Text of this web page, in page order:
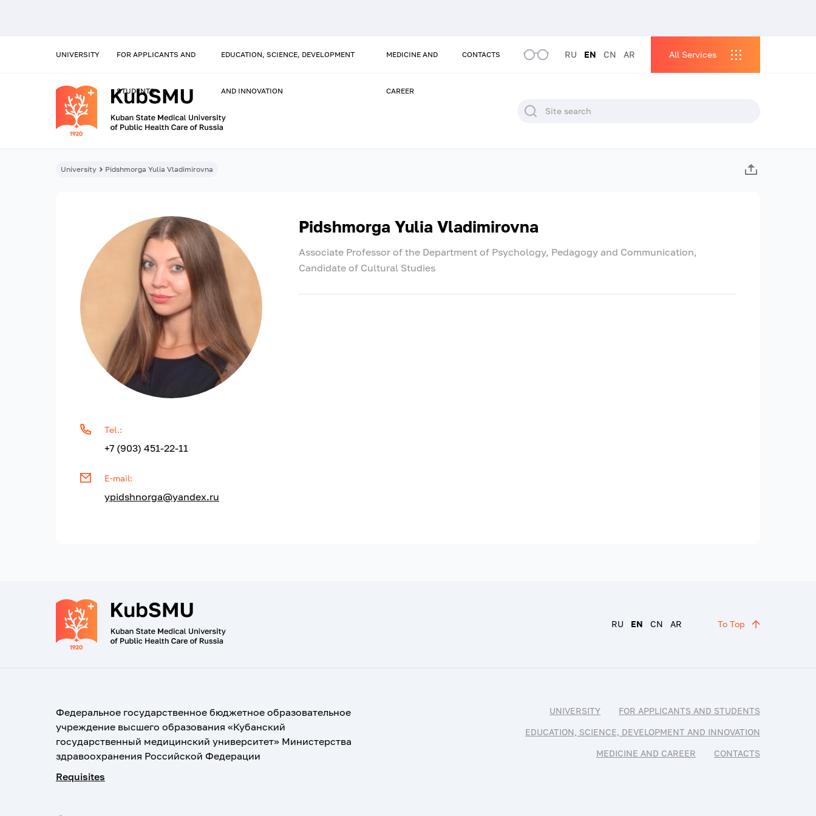
UNIVERSITY FOR APPLICANTS AND
STUDENTS
EDUCATION, SCIENCE, DEVELOPMENT
AND INNOVATION
MEDICINE AND
CAREER
CONTACTS RU EN CN AR All Services
University Pidshmorga Yulia Vladimirovna
Tel.:
+7 (903) 451-22-11
E-mail:
ypidshnorga@yandex.ru
Pidshmorga Yulia Vladimirovna
Associate Professor of the Department of Psychology, Pedagogy and Communication,
Candidate of Cultural Studies
RU EN CN AR To Top
Федеральное государственное бюджетное образовательное
учреждение высшего образования «Кубанский
государственный медицинский университет» Министерства
здравоохранения Российской Федерации
Requisites
UNIVERSITY FOR APPLICANTS AND STUDENTS
EDUCATION, SCIENCE, DEVELOPMENT AND INNOVATION
MEDICINE AND CAREER CONTACTS